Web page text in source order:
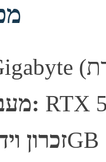
מעבד גרפי: RTX
זכרון16GB